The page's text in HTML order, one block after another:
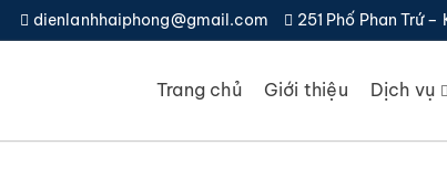
dienlanhhaiphong@gmail.com 251 Phố Phan Trứ
Trang chủ Giới thiệu Dịch vụ